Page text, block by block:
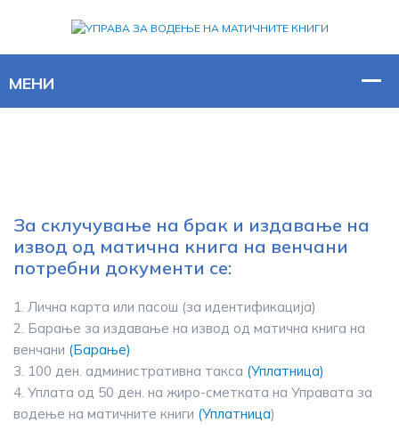
За склучување на брак и издавање на
извод од матична книга на венчани
потребни документи се:
1. Лична карта или пасош (за идентификација)
2. Барање за издавање на извод од матична книга на
венчани (Барање)
3. 100 ден. административна такса (Уплатница)
4. Уплата од 50 ден. на жиро-сметката на Управата за
водење на матичните книги (Уплатница)